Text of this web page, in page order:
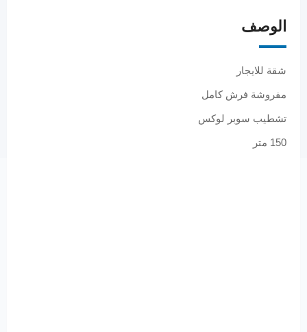
الوصف
شقة للايجار
مفروشة فرش كامل
تشطيب سوبر لوكس
150 متر